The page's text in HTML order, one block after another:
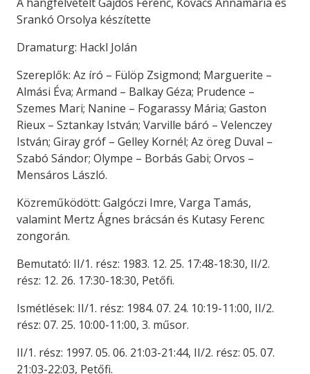
Srankó Orsolya készítette
Dramaturg: Hackl Jolán
Szereplők: Az író – Fülöp Zsigmond; Marguerite –
Almási Éva; Armand – Balkay Géza; Prudence –
Szemes Mari; Nanine – Fogarassy Mária; Gaston
Rieux – Sztankay István; Varville báró – Velenczey
István; Giray gróf – Gelley Kornél; Az öreg Duval –
Szabó Sándor; Olympe – Borbás Gabi; Orvos –
Mensáros László.
Közreműködött: Galgóczi Imre, Varga Tamás,
valamint Mertz Ágnes brácsán és Kutasy Ferenc
zongorán.
Bemutató: II/1. rész: 1983. 12. 25. 17:48-18:30, II/2.
rész: 12. 26. 17:30-18:30, Petőfi.
Ismétlések: II/1. rész: 1984. 07. 24. 10:19-11:00, II/2.
rész: 07. 25. 10:00-11:00, 3. műsor.
II/1. rész: 1997. 05. 06. 21:03-21:44, II/2. rész: 05. 07.
21:03-22:03, Petőfi.